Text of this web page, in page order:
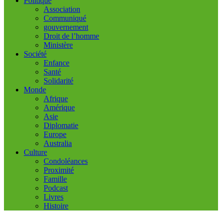
Association
Communiqué
gouvernement
Droit de l’homme
Ministère
Société
Enfance
Santé
Solidarité
Monde
Afrique
Amérique
Asie
Diplomatie
Europe
Australia
Culture
Condoléances
Proximité
Famille
Podcast
Livres
Histoire